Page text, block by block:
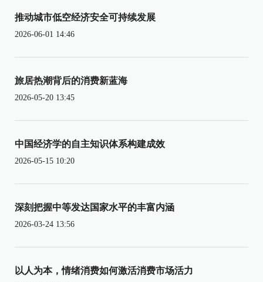
推动城市低空经济安全可持续发展
2026-06-01 14:46
旅居热潮背后的消费新蓝海
2026-05-20 13:45
中国经济学的自主知识体系构建成效
2026-05-15 10:20
深刻把握中等发达国家水平的丰富内涵
2026-03-24 13:56
以人为本，情绪消费如何激活消费市场活力